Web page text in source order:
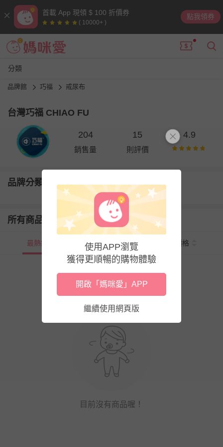
首載 App 現領 $ 100 折價券
( 10000+ )
點我領券
分類
品牌館 巧福 戒尿布
台灣巧福 CHIAO FU
204
銷售量
15
則評價
4.9
品牌分類
所有商品
最熱銷 新上市 價格
目前沒有商品喔！
使用APP瀏覽
獲得更順暢的購物體驗
開啟「媽咪愛」APP
繼續使用網頁版